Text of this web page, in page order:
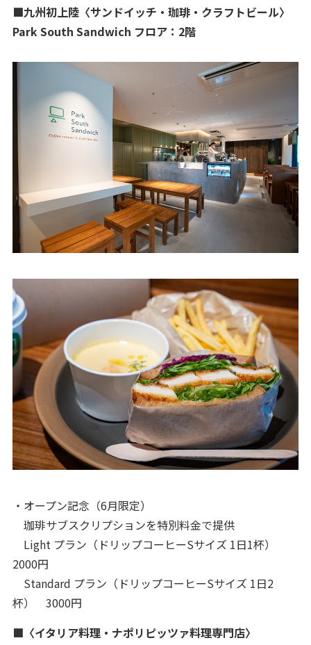
■九州初上陸〈サンドイッチ・珈琲・クラフトビール〉
Park South Sandwich フロア：2階
・オープン記念（6月限定）
珈琲サブスクリプションを特別料金で提供
Light プラン（ドリップコーヒーSサイズ 1日1杯）
2000円
Standard プラン（ドリップコーヒーSサイズ 1日2
杯） 3000円
■〈イタリア料理・ナポリピッツァ料理専門店〉